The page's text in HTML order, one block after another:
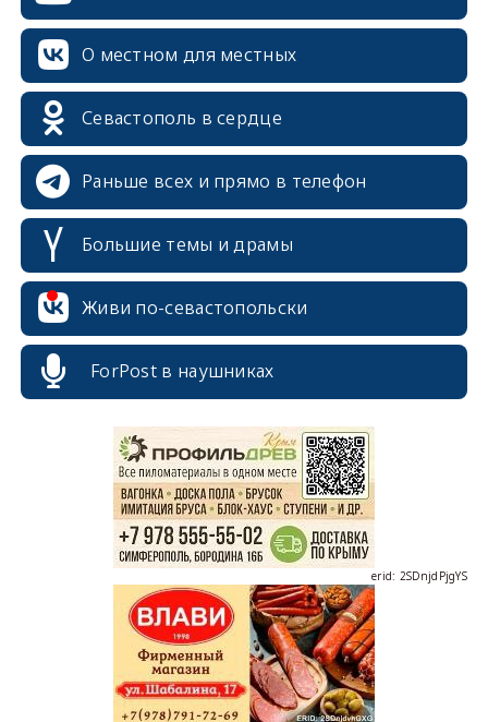
О местном для местных
Севастополь в сердце
Раньше всех и прямо в телефон
Большие темы и драмы
Живи по-севастопольски
ForPost в наушниках
erid: 2SDnjcrDNw6
erid: 2SDnjdPjgYS
erid: 2SDnjdvhGXG